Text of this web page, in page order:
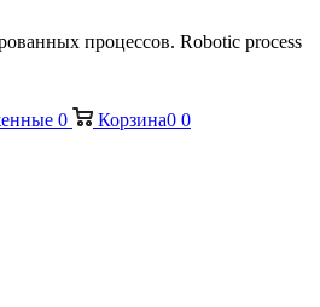
процессов. Robotic process
0 Корзина0 0